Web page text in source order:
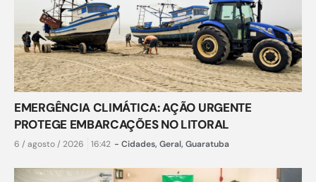
EMERGÊNCIA CLIMÁTICA: AÇÃO URGENTE
PROTEGE EMBARCAÇÕES NO LITORAL
6 / agosto / 2026 16:42 - Cidades, Geral, Guaratuba